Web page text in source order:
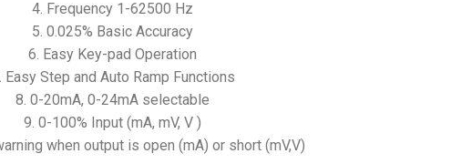
4. Frequency 1-62500 Hz
5. 0.025% Basic Accuracy
6. Easy Key-pad Operation
Easy Step and Auto Ramp Functions
8. 0-20mA, 0-24mA selectable
9. 0-100% Input (mA, mV, V )
when output is open (mA) or short (mV,V)